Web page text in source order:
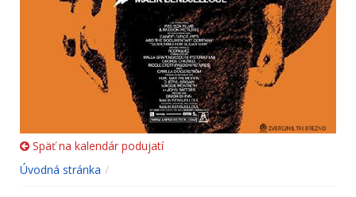
Späť na kalendár podujatí
Úvodná stránka